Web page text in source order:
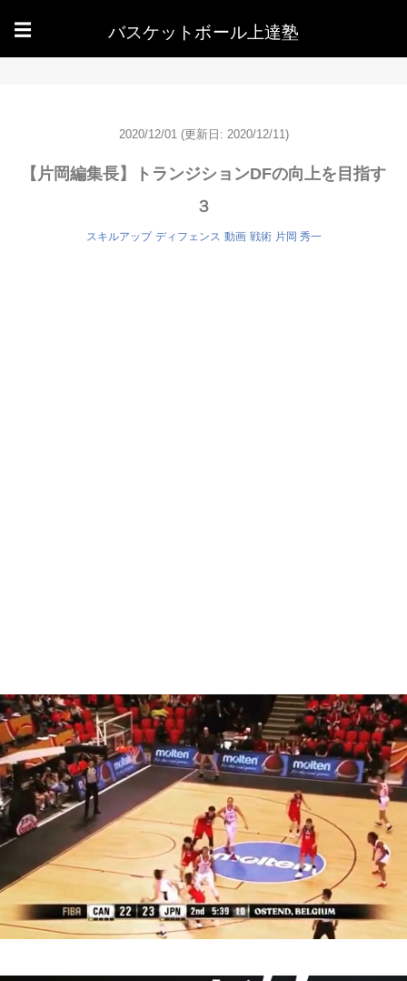
☰ バスケットボール上達塾
2020/12/01 (更新日: 2020/12/11)
【片岡編集長】トランジションDFの向上を目指す
３
スキルアップ ディフェンス 動画 戦術 片岡 秀一